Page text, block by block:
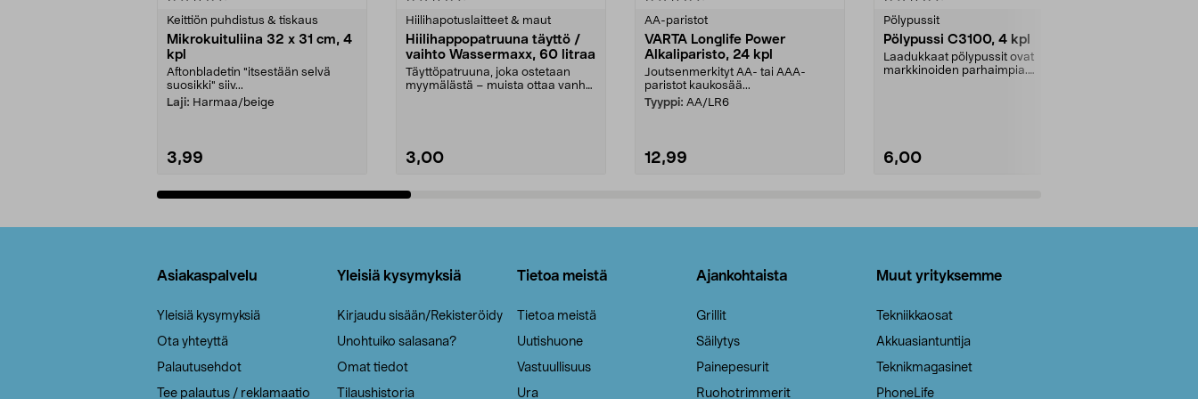
Keittiön puhdistus & tiskaus
Mikrokuituliina 32 x 31 cm, 4
kpl
Aftonbladetin "itsestään selvä
suosikki" siiv...
Laji: Harmaa/beige
3,99
Hiilihapotuslaitteet & maut
Hiilihappopatruuna täyttö /
vaihto Wassermaxx, 60 litraa
Täyttöpatruuna, joka ostetaan
myymälästä – muista ottaa vanha
3,00
AA-paristot
VARTA Longlife Power
Alkaliparisto, 24 kpl
Joutsenmerkityt AA- tai AAA-
paristot kaukosää...
Tyyppi: AA/LR6
12,99
Pölypussit
Pölypussi C3100, 4 kpl
Laadukkaat pölypussit ovat
markkinoiden parhaimpia.
6,00
Asiakaspalvelu
Yleisiä kysymyksiä
Ota yhteyttä
Palautusehdot
Tee palautus / reklamaatio
Yleisiä kysymyksiä
Kirjaudu sisään/Rekisteröidy
Unohtuiko salasana?
Omat tiedot
Tilaushistoria
Tietoa meistä
Tietoa meistä
Uutishuone
Vastuullisuus
Ura
Ajankohtaista
Grillit
Säilytys
Painepesurit
Ruohotrimmerit
Muut yrityksemme
Tekniikkaosat
Akkuasiantuntija
Teknikmagasinet
PhoneLife